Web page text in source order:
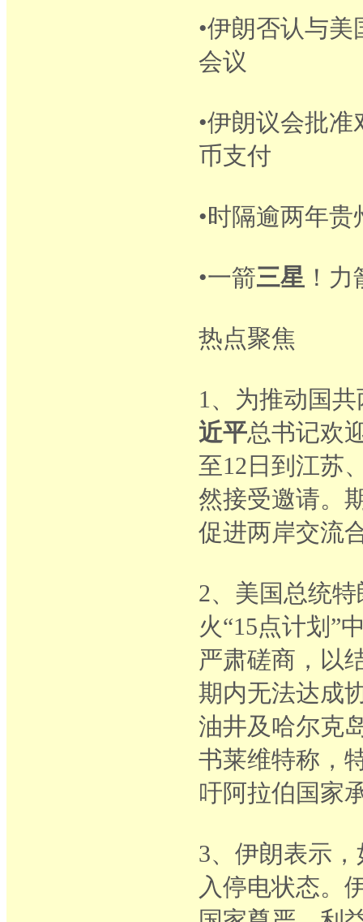
•伊朗否认与
会议
•伊朗议会批
币支付
•时隔逾两年
•一箭三星 ！
热点聚焦
1、为推动国
近平总书记欢
至12日到江苏
然接受邀请。
促进两岸交流
2、美国总统
火“15点计划”
严肃磋商，以
期内无法达成
油井及哈尔克
书莱维特称，
吁阿拉伯国家
3、伊朗表示
入停电状态。